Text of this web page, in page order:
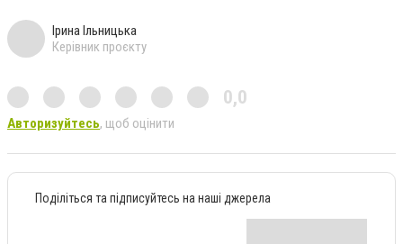
Ірина Ільницька
Керівник проєкту
0,0
Авторизуйтесь, щоб оцінити
Поділіться та підписуйтесь на наші джерела